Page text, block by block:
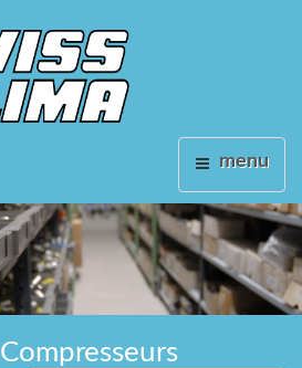
menu
Compresseurs